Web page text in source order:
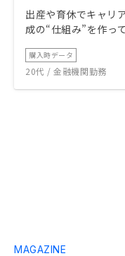
出産や育休でキャリ
成の“仕組み”を作っ
購入時データ
20代 / 金融機関勤務
MAGAZINE